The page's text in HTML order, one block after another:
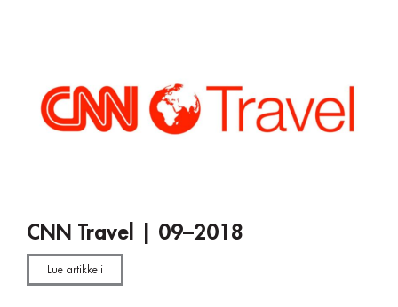
CNN Travel | 09–2018
Lue artikkeli